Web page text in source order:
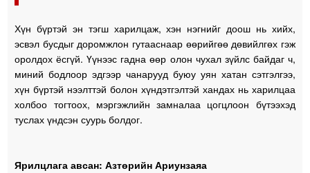
Хүн бүртэй эн тэгш харилцаж, хэн нэгнийг доош нь хийх,
эсвэл бусдыг доромжлон гутааснаар өөрийгөө дөвийлгөх гэж
оролдох ёсгүй. Үүнээс гадна өөр олон чухал зүйлс байдаг ч,
миний бодлоор эдгээр чанарууд буюу уян хатан сэтгэлгээ,
хүн бүртэй нээлттэй болон хүндэтгэлтэй хандах нь харилцаа
холбоо тогтоох, мэргэжлийн замналаа цогцлоон бүтээхэд
туслах үндсэн суурь болдог.
Ярилцлага авсан: Азтөрийн Ариунзаяа